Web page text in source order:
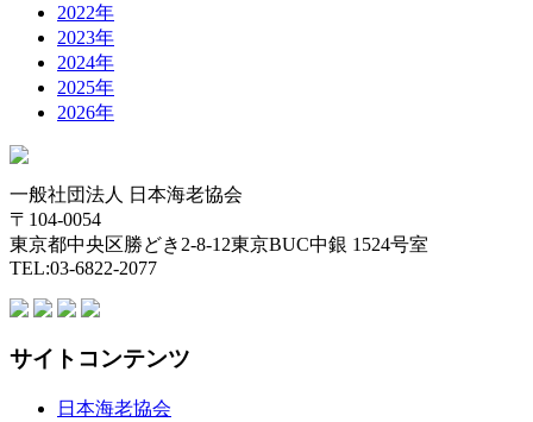
2022年
2023年
2024年
2025年
2026年
一般社団法人 日本海老協会
〒104-0054
東京都中央区勝どき2-8-12東京BUC中銀 1524号室
TEL:03-6822-2077
サイトコンテンツ
日本海老協会